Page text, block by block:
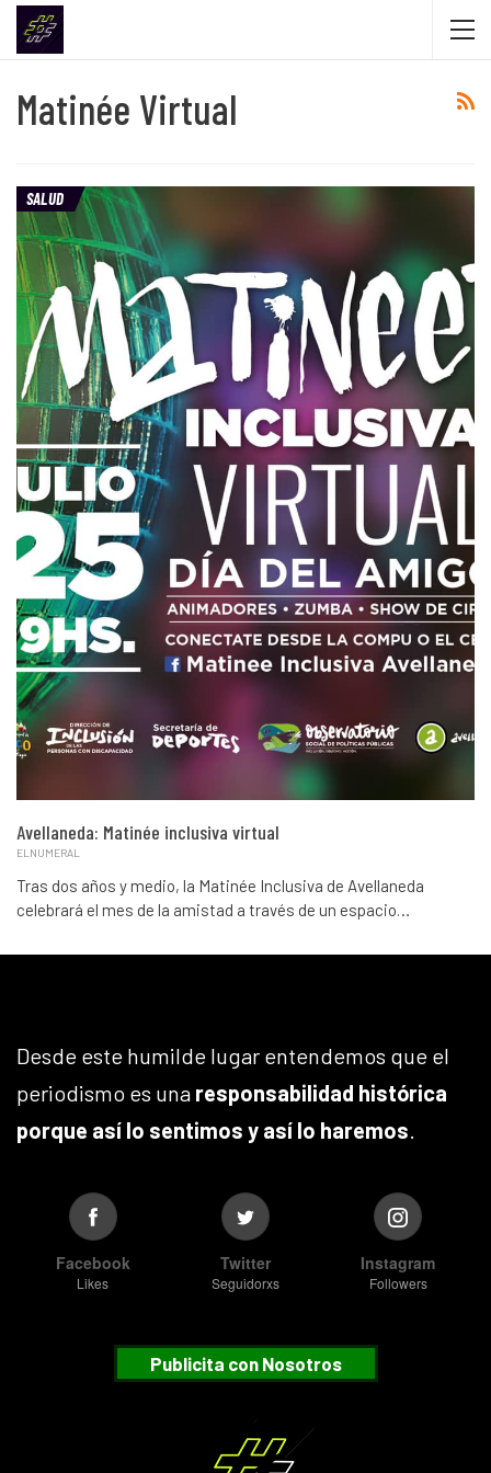
Matinée Virtual
SALUD
Avellaneda: Matinée inclusiva virtual
ELNUMERAL
Tras dos años y medio, la Matinée Inclusiva de Avellaneda
celebrará el mes de la amistad a través de un espacio…
Desde este humilde lugar entendemos que el
periodismo es una responsabilidad histórica
porque así lo sentimos y así lo haremos.
Facebook
Likes
Twitter
Seguidorxs
Instagram
Followers
Publicita con Nosotros